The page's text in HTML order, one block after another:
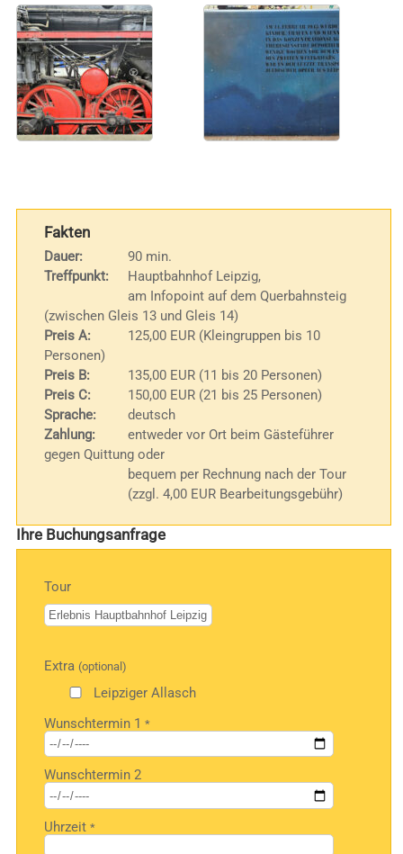
Fakten
Dauer:
90 min.
Treffpunkt:
Hauptbahnhof Leipzig,
am Infopoint auf dem Querbahnsteig
(zwischen Gleis 13 und Gleis 14)
Preis A:
125,00 EUR (Kleingruppen bis 10
Personen)
Preis B:
135,00 EUR (11 bis 20 Personen)
Preis C:
150,00 EUR (21 bis 25 Personen)
Sprache:
deutsch
Zahlung:
entweder vor Ort beim Gästeführer
gegen Quittung oder
bequem per Rechnung nach der Tour
(zzgl. 4,00 EUR Bearbeitungsgebühr)
Ihre Buchungsanfrage
Tour
lasse
dieses
leer.
Extra (optional)
Leipziger Allasch
Wunschtermin 1*
Wunschtermin 2
Uhrzeit*